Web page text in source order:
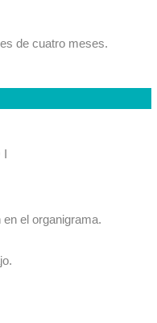
de cuatro meses.
I
el organigrama.